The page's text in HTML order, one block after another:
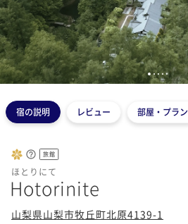
12345
宿の説明 レビュー 部屋・プラン
旅館
ほとりにて
Hotorinite
山梨県山梨市牧丘町北原4139-1